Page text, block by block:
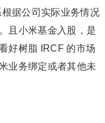
据公司实际业务情况
且小米基金入股，是
好树脂 IRCF 的市场
业务绑定或者其他未